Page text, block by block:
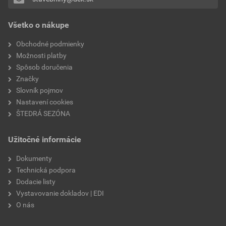
Vyhlásenie o parametroch
Dokumenty Weber
externý odkaz
zrnitosť
nasiakavosť
prídržnosť
paropriepustnosť
značka
použitie
Pridávať hodnotenie môže iba prihlásený užívateľ.
Všetko o nákupe
Obchodné podmienky
Možnosti platby
Spôsob doručenia
Značky
Slovník pojmov
Nastavení cookies
ŠTEDRÁ SEZÓNA
Užitočné informácie
Dokumenty
Technická podpora
Dodacie listy
Vystavovanie dokladov | EDI
O nás